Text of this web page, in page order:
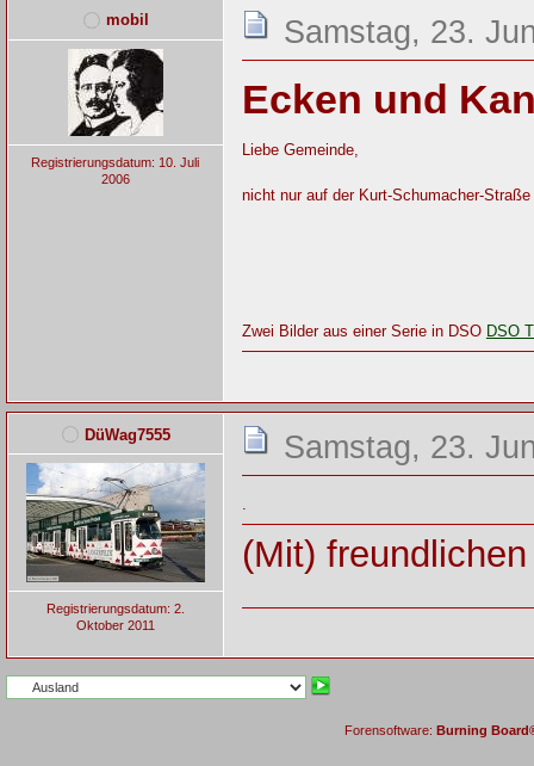
mobil
Registrierungsdatum: 10. Juli
2006
Samstag, 23.
Ecken und
Liebe Gemeinde,
nicht nur auf der Kurt-Schumacher-
Zwei Bilder aus einer Serie in DSO DSO
DüWag7555
Registrierungsdatum: 2.
Oktober 2011
Samstag, 23.
(Mit)
Forensoftware: Burning